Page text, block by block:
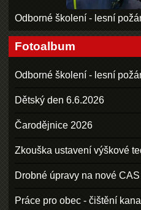
Odborné školení - lesní
Fotoalbum
Odborné školení - lesní
Dětský den 6.6.2026
Čarodějnice 2026
Zkouška ustavení výškové
Drobné úpravy na nové CAS
Práce pro obec - čištění